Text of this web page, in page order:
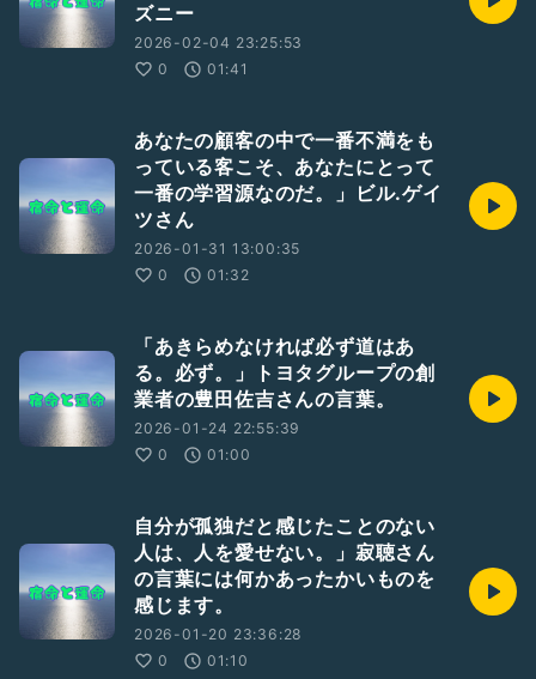
ズニー
2026-02-04 23:25:53
0
01:41
あなたの顧客の中で一番不満をも
っている客こそ、あなたにとって
一番の学習源なのだ。」ビル.ゲイ
ツさん
2026-01-31 13:00:35
0
01:32
「あきらめなければ必ず道はあ
る。必ず。」トヨタグループの創
業者の豊田佐吉さんの言葉。
2026-01-24 22:55:39
0
01:00
自分が孤独だと感じたことのない
人は、人を愛せない。」寂聴さん
の言葉には何かあったかいものを
感じます。
2026-01-20 23:36:28
0
01:10